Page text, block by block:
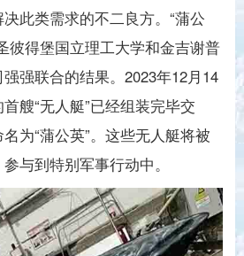
此类需求的不二良方。“蒲公
彼得堡国立理工大学和金吉谢普
强联合的结果。2023年12月14
艘“无人艇”已经组装完毕交
为“蒲公英”。这些无人艇将被
与到特别军事行动中。